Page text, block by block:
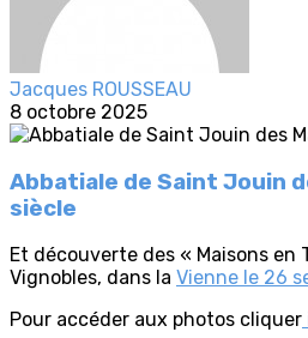
Jacques ROUSSEAU
8 octobre 2025
Abbatiale de Saint Jouin
siècle
Et découverte des « Maisons en
Vignobles, dans la Vienne le 26
Pour accéder aux photos cliquer